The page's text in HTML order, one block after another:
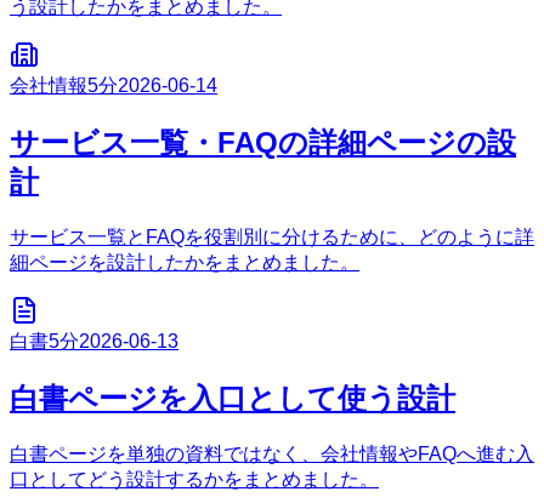
う設計したかをまとめました。
会社情報5分2026-06-14
サービス一覧・FAQの詳細ページの設
計
サービス一覧とFAQを役割別に分けるために、どのように詳
細ページを設計したかをまとめました。
白書5分2026-06-13
白書ページを入口として使う設計
白書ページを単独の資料ではなく、会社情報やFAQへ進む入
口としてどう設計するかをまとめました。